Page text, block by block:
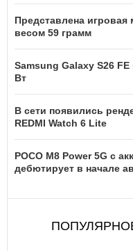
Представлена
весом 59 грамм
Samsung Galaxy S26
Вт
В сети появились
REDMI Watch 6 Lite
POCO M8 Power 5G с
дебютирует в начале